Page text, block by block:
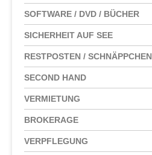
SOFTWARE / DVD / BÜCHER
SICHERHEIT AUF SEE
RESTPOSTEN / SCHNÄPPCHEN
SECOND HAND
VERMIETUNG
BROKERAGE
VERPFLEGUNG